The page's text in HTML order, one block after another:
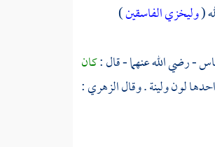
(وليخزي الفاسقين)
- رضي الله عنهما - قال :كان
لون ولينة . وقالالزهري: